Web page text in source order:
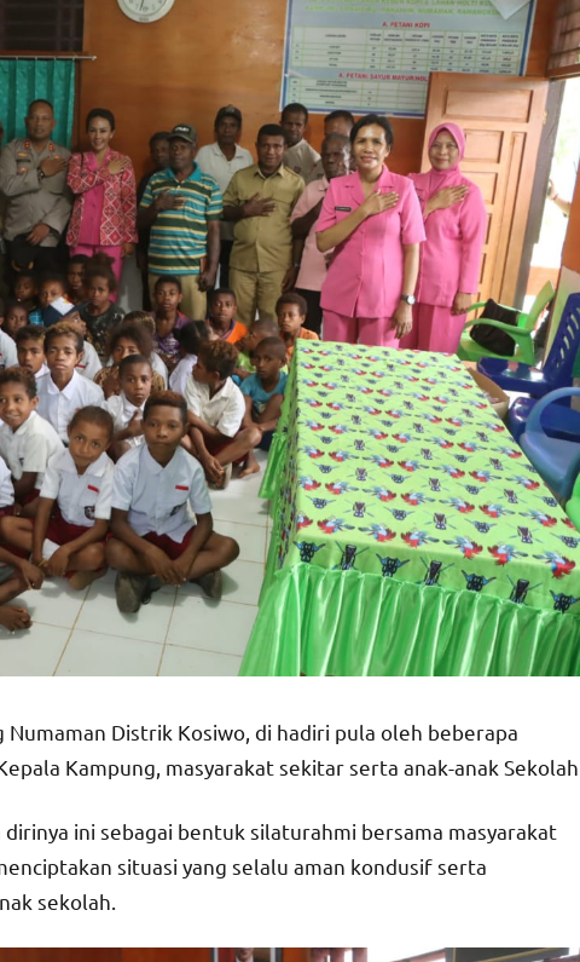
Distrik Kosiwo, di hadiri pula oleh beberapa
Kampung, masyarakat sekitar serta anak-anak
ini sebagai bentuk silaturahmi bersama masyarakat
situasi yang selalu aman kondusif serta
sekolah.